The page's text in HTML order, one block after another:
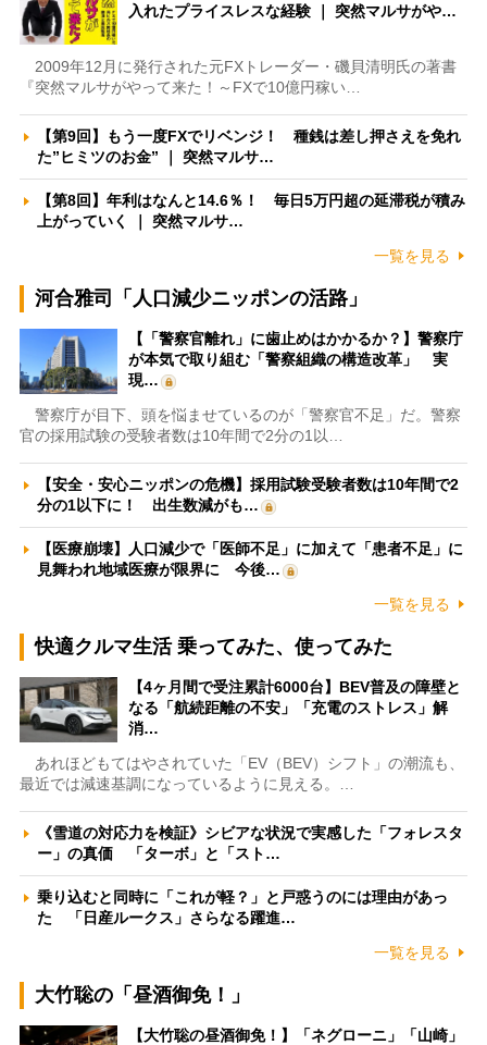
入れたプライスレスな経験 ｜ 突然マルサがや…
2009年12月に発行された元FXトレーダー・磯貝清明氏の著書
『突然マルサがやって来た！～FXで10億円稼い…
【第9回】もう一度FXでリベンジ！ 種銭は差し押さえを免れ
た”ヒミツのお金” ｜ 突然マルサ…
【第8回】年利はなんと14.6％！ 毎日5万円超の延滞税が積み
上がっていく ｜ 突然マルサ…
一覧を見る
河合雅司「人口減少ニッポンの活路」
【「警察官離れ」に歯止めはかかるか？】警察庁
が本気で取り組む「警察組織の構造改革」 実
現…
警察庁が目下、頭を悩ませているのが「警察官不足」だ。警察
官の採用試験の受験者数は10年間で2分の1以…
【安全・安心ニッポンの危機】採用試験受験者数は10年間で2
分の1以下に！ 出生数減がも…
【医療崩壊】人口減少で「医師不足」に加えて「患者不足」に
見舞われ地域医療が限界に 今後…
一覧を見る
快適クルマ生活 乗ってみた、使ってみた
【4ヶ月間で受注累計6000台】BEV普及の障壁と
なる「航続距離の不安」「充電のストレス」解
消…
あれほどもてはやされていた「EV（BEV）シフト」の潮流も、
最近では減速基調になっているように見える。…
《雪道の対応力を検証》シビアな状況で実感した「フォレスタ
ー」の真価 「ターボ」と「スト…
乗り込むと同時に「これが軽？」と戸惑うのには理由があっ
た 「日産ルークス」さらなる躍進…
一覧を見る
大竹聡の「昼酒御免！」
【大竹聡の昼酒御免！】「ネグローニ」「山崎」